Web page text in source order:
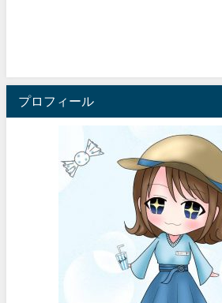
プロフィール